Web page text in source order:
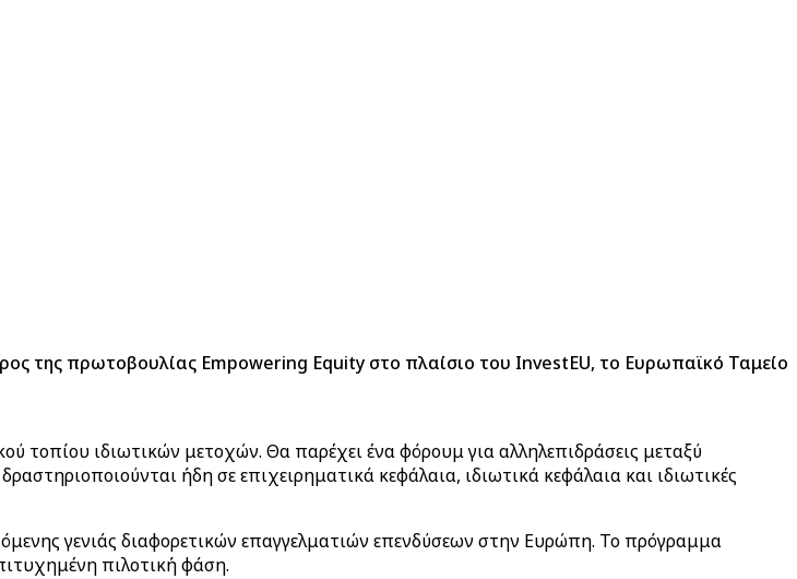
της πρωτοβουλίας Empowering Equity στο πλαίσιο του InvestEU, το Ευρωπαϊκό Ταμείο
τοπίου ιδιωτικών μετοχών. Θα παρέχει ένα φόρουμ για αλληλεπιδράσεις μεταξύ
ήδη σε επιχειρηματικά κεφάλαια, ιδιωτικά κεφάλαια και ιδιωτικές
γενιάς διαφορετικών επαγγελματιών επενδύσεων στην Ευρώπη. Το πρόγραμμα
πιλοτική φάση.